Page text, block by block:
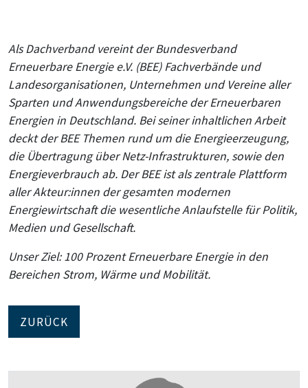
Als Dachverband vereint der Bundesverband
Erneuerbare Energie e.V. (BEE) Fachverbände und
Landesorganisationen, Unternehmen und Vereine aller
Sparten und Anwendungsbereiche der Erneuerbaren
Energien in Deutschland. Bei seiner inhaltlichen Arbeit
deckt der BEE Themen rund um die Energieerzeugung,
die Übertragung über Netz-Infrastrukturen, sowie den
Energieverbrauch ab. Der BEE ist als zentrale Plattform
aller Akteur:innen der gesamten modernen
Energiewirtschaft die wesentliche Anlaufstelle für Politik,
Medien und Gesellschaft.
Unser Ziel: 100 Prozent Erneuerbare Energie in den
Bereichen Strom, Wärme und Mobilität.
ZURÜCK